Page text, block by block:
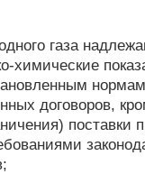
газа
химические
договоров,
поставки